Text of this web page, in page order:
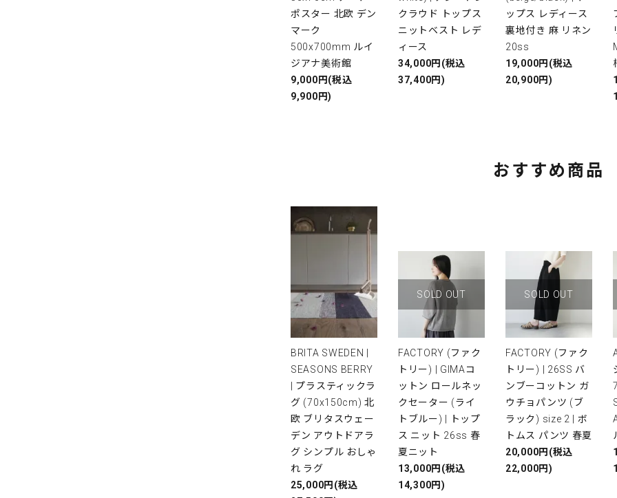
ポスター 北欧 デン
マーク
500x700mm ルイ
ジアナ美術館
9,000円(税込
9,900円)
クラウド トップス
ニットベスト レデ
ィース
34,000円(税込
37,400円)
ップス レディース
裏地付き 麻 リネン
20ss
19,000円(税込
20,900円)
おすすめ商品
BRITA SWEDEN |
SEASONS BERRY
| プラスティックラ
グ (70x150cm) 北
欧 ブリタスウェー
デン アウトドアラ
グ シンプル おしゃ
れ ラグ
25,000円(税込
SOLD OUT
FACTORY (ファク
トリー) | GIMAコ
ットン ロールネッ
クセーター (ライ
トブルー) | トップ
ス ニット 26ss 春
夏ニット
13,000円(税込
14,300円)
SOLD OUT
FACTORY (ファク
トリー) | 26SS バ
ンブーコットン ガ
ウチョパンツ (ブ
ラック) size 2 | ボ
トムス パンツ 春夏
20,000円(税込
22,000円)